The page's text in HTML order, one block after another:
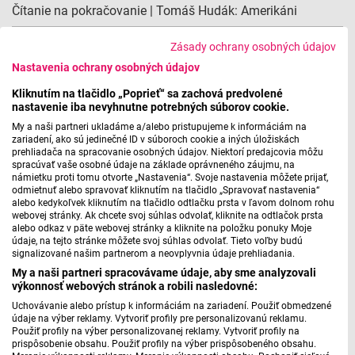
Zásady ochrany osobných údajov
Nastavenia ochrany osobných údajov
Kliknutím na tlačidlo „Poprieť“ sa zachová predvolené
nastavenie iba nevyhnutne potrebných súborov cookie.
My a naši partneri ukladáme a/alebo pristupujeme k informáciám na
zariadení, ako sú jedinečné ID v súboroch cookie a iných úložiskách
prehliadača na spracovanie osobných údajov. Niektorí predajcovia môžu
spracúvať vaše osobné údaje na základe oprávneného záujmu, na
námietku proti tomu otvorte „Nastavenia“. Svoje nastavenia môžete prijať,
odmietnuť alebo spravovať kliknutím na tlačidlo „Spravovať nastavenia“
alebo kedykoľvek kliknutím na tlačidlo odtlačku prsta v ľavom dolnom rohu
webovej stránky. Ak chcete svoj súhlas odvolať, kliknite na odtlačok prsta
alebo odkaz v päte webovej stránky a kliknite na položku ponuky Moje
údaje, na tejto stránke môžete svoj súhlas odvolať. Tieto voľby budú
signalizované našim partnerom a neovplyvnia údaje prehliadania.
My a naši partneri spracovávame údaje, aby sme analyzovali
výkonnosť webových stránok a robili nasledovné:
Uchovávanie alebo prístup k informáciám na zariadení. Použiť obmedzené
údaje na výber reklamy. Vytvoriť profily pre personalizovanú reklamu.
Použiť profily na výber personalizovanej reklamy. Vytvoriť profily na
prispôsobenie obsahu. Použiť profily na výber prispôsobeného obsahu.
Čítanie na pokračovanie | Tomáš Hudák: Amerikáni
Fakty | Karol Mišovic: Soňa Valentová, cesta herečky
Reflexia a kritika
Divadelný zápisník